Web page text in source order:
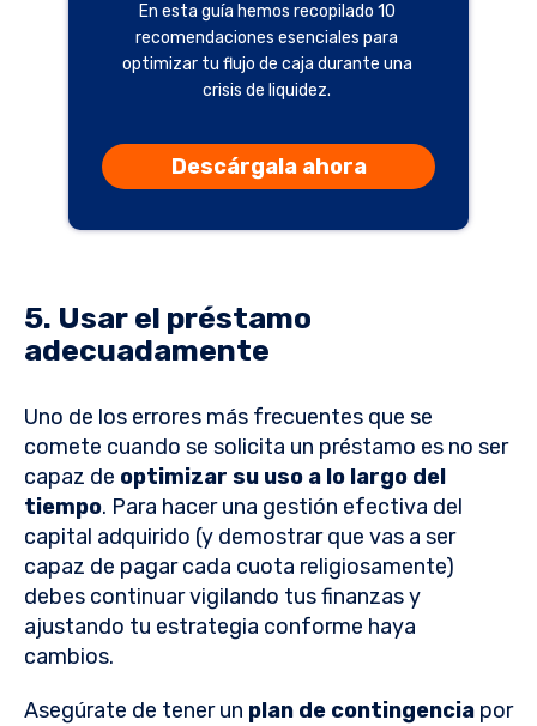
En esta guía hemos recopilado 10
recomendaciones esenciales para
optimizar tu flujo de caja durante una
crisis de liquidez.
Descárgala ahora
5. Usar el préstamo
adecuadamente
Uno de los errores más frecuentes que se
comete cuando se solicita un préstamo es no ser
capaz de optimizar su uso a lo largo del
tiempo. Para hacer una gestión efectiva del
capital adquirido (y demostrar que vas a ser
capaz de pagar cada cuota religiosamente)
debes continuar vigilando tus finanzas y
ajustando tu estrategia conforme haya
cambios.
Asegúrate de tener un plan de contingencia por